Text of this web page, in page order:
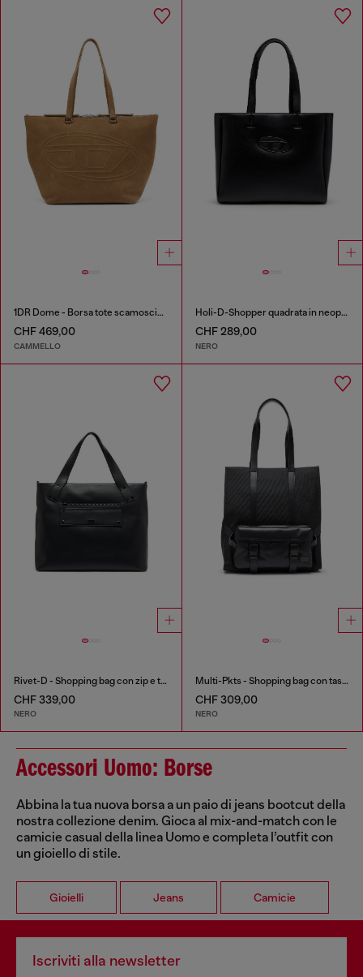
1DR Dome - Borsa tote scamosciata con Logo Oval D
CHF 469,00
CAMMELLO
Holi-D-Shopper quadrata in neoprene doppio
CHF 289,00
NERO
Rivet-D - Shopping bag con zip e tasca con patta
CHF 339,00
NERO
Multi-Pkts - Shopping bag con tasca frontale e zip
CHF 309,00
NERO
Accessori Uomo: Borse
Abbina la tua nuova borsa a un paio di jeans bootcut della
nostra collezione denim. Gioca al mix-and-match con le
camicie casual della linea Uomo e completa l’outfit con
un gioiello di stile.
Gioielli Jeans Camicie
Iscriviti alla newsletter